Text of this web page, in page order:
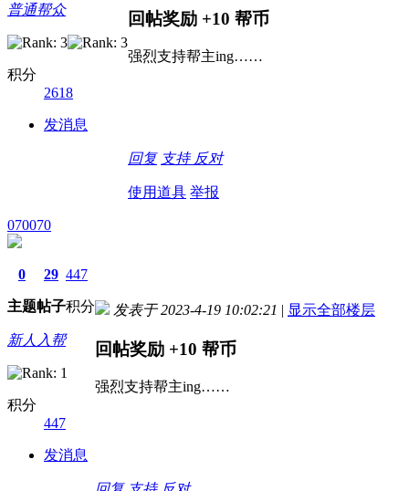
普通帮众
积分
2618
发消息
回帖奖励 +10 帮币
强烈支持帮主ing……
回复 支持 反对
使用道具 举报
070070
0
主题
29
帖子
447
积分
新人入帮
积分
447
发消息
发表于 2023-4-19 10:02:21 | 显示全部楼层
回帖奖励 +10 帮币
强烈支持帮主ing……